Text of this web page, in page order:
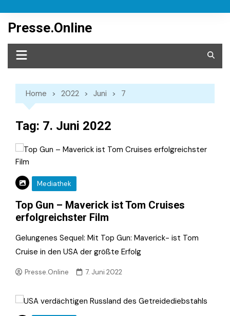
content
Presse.Online
Home 2022 Juni 7
Tag: 7. Juni 2022
Mediathek
Top Gun – Maverick ist Tom Cruises
erfolgreichster Film
Gelungenes Sequel: Mit Top Gun: Maverick- ist Tom
Cruise in den USA der größte Erfolg
Presse.Online 7. Juni 2022